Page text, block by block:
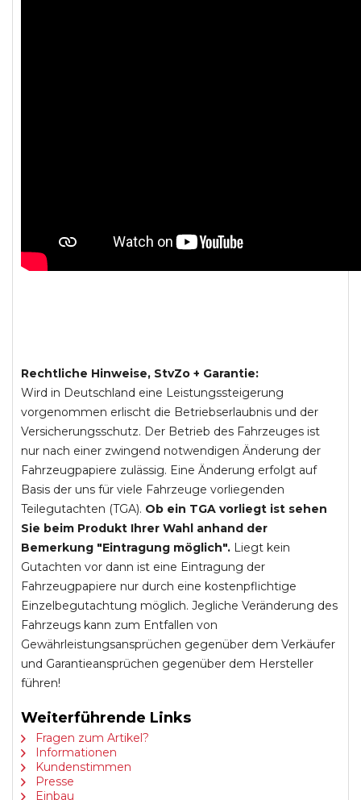
Rechtliche Hinweise, StvZo + Garantie:
Wird in Deutschland eine Leistungssteigerung
vorgenommen erlischt die Betriebserlaubnis und der
Versicherungsschutz. Der Betrieb des Fahrzeuges ist
nur nach einer zwingend notwendigen Änderung der
Fahrzeugpapiere zulässig. Eine Änderung erfolgt auf
Basis der uns für viele Fahrzeuge vorliegenden
Teilegutachten (TGA). Ob ein TGA vorliegt ist sehen
Sie beim Produkt Ihrer Wahl anhand der
Bemerkung "Eintragung möglich". Liegt kein
Gutachten vor dann ist eine Eintragung der
Fahrzeugpapiere nur durch eine kostenpflichtige
Einzelbegutachtung möglich. Jegliche Veränderung des
Fahrzeugs kann zum Entfallen von
Gewährleistungsansprüchen gegenüber dem Verkäufer
und Garantieansprüchen gegenüber dem Hersteller
führen!
Weiterführende Links
Fragen zum Artikel?
Informationen
Kundenstimmen
Presse
Einbau